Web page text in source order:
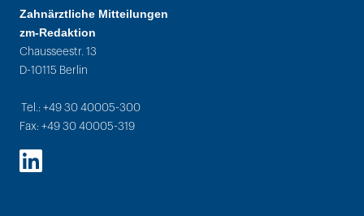
Zahnärztliche Mitteilungen
zm-Redaktion
Chausseestr. 13
D-10115 Berlin
Tel.: +49 30 40005-300
Fax: +49 30 40005-319
LinkedIn